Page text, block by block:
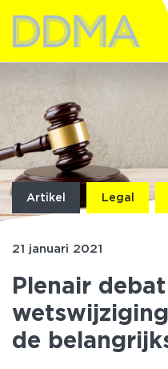
Artikel Legal
21 januari 2021
Plenair
de